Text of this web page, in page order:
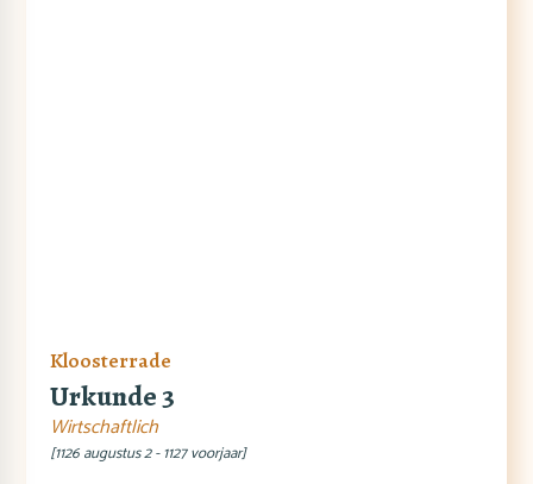
Kloosterrade
Urkunde 3
Wirtschaftlich
[1126 augustus 2 - 1127 voorjaar]